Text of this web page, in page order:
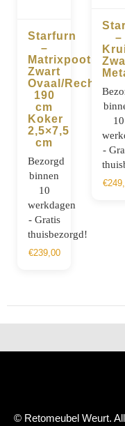
BESTELLEN
Starfurn
–
Matrixpoot
Zwart
Ovaal/Rechthoek
190
cm
Koker
2,5×7,5
cm
Bezorgd
binnen
10
werkdagen
- Gratis
thuisbezorgd!
€239,00
–
10
-
€
© Retomeubel Weurt.